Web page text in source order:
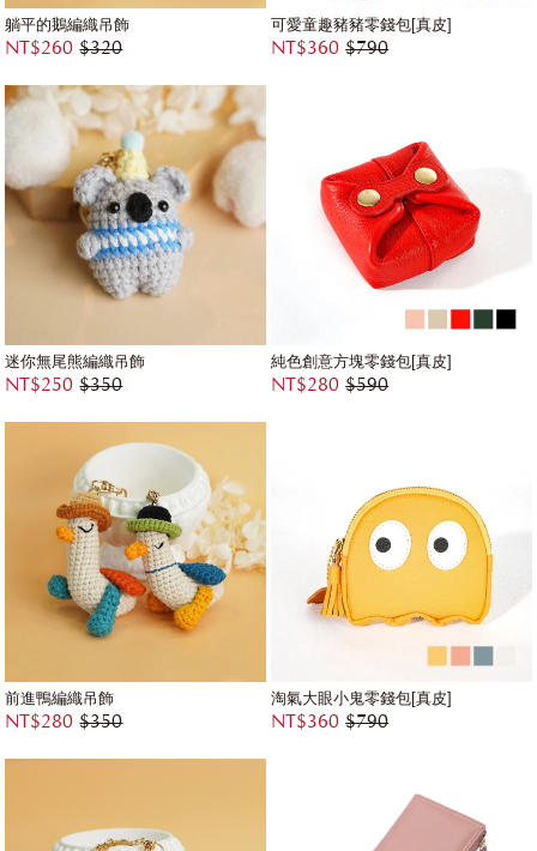
躺平的鵝編織吊飾
NT$260 $320
可愛童趣豬豬零錢包[真皮]
NT$360 $790
迷你無尾熊編織吊飾
NT$250 $350
純色創意方塊零錢包[真皮]
NT$280 $590
前進鴨編織吊飾
NT$280 $350
淘氣大眼小鬼零錢包[真皮]
NT$360 $790